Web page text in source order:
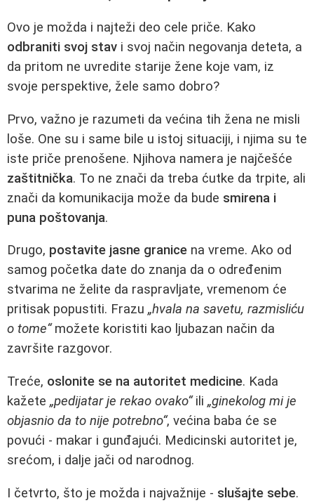
Ovo je možda i najteži deo cele priče. Kako
odbraniti svoj stav i svoj način negovanja deteta, a
da pritom ne uvredite starije žene koje vam, iz
svoje perspektive, žele samo dobro?
Prvo, važno je razumeti da većina tih žena ne misli
loše. One su i same bile u istoj situaciji, i njima su te
iste priče prenošene. Njihova namera je najčešće
zaštitnička. To ne znači da treba ćutke da trpite, ali
znači da komunikacija može da bude smirena i
puna poštovanja.
Drugo, postavite jasne granice na vreme. Ako od
samog početka date do znanja da o određenim
stvarima ne želite da raspravljate, vremenom će
pritisak popustiti. Frazu „hvala na savetu, razmisliću
o tome“možete koristiti kao ljubazan način da
završite razgovor.
Treće, oslonite se na autoritet medicine. Kada
kažete „pedijatar je rekao ovako“ili „ginekolog mi je
objasnio da to nije potrebno“, većina baba će se
povući - makar i gunđajući. Medicinski autoritet je,
srećom, i dalje jači od narodnog.
I četvrto, što je možda i najvažnije - slušajte sebe.